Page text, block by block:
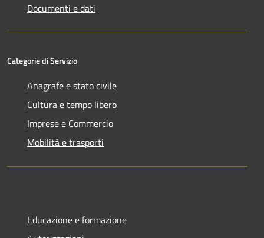
Documenti e dati
Categorie di Servizio
Anagrafe e stato civile
Cultura e tempo libero
Imprese e Commercio
Mobilità e trasporti
Educazione e formazione